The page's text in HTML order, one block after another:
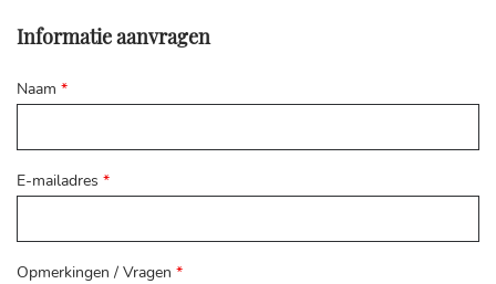
Informatie aanvragen
Naam *
E-mailadres *
Opmerkingen / Vragen *